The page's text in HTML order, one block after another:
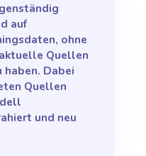
auf
ohne
Quellen
Dabei
Quellen
und neu